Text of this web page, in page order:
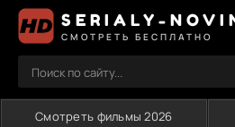
SERIALY-
СМОТРЕТЬ БЕСПЛАТНО
Смотреть фильмы 2026